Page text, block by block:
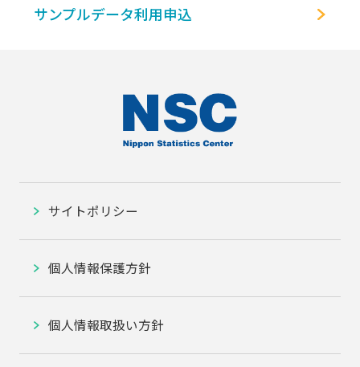
サンプルデータ利用申込
サイトポリシー
個人情報保護方針
個人情報取扱い方針